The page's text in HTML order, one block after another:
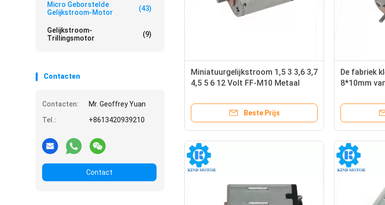
Micro Geborstelde
Gelijkstroom-Motor
(43)
Gelijkstroom-
Trillingsmotor
(9)
Contacten
Contacten:
Mr. Geoffrey Yuan
Tel.:
+8613420939210
Contact
Miniatuurgelijkstroom 1,5 3 3,6 3,7
4,5 5 6 12 Volt FF-M10 Metaal
M30
Beste Prijs
De fabriek
8*10mm
5volt 6volt